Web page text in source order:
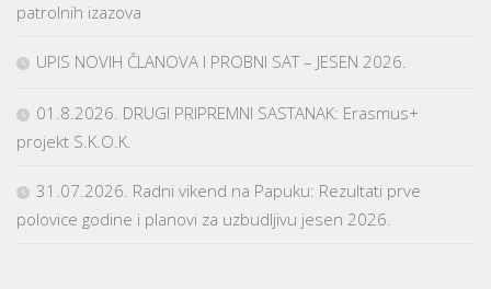
patrolnih izazova
UPIS NOVIH ČLANOVA I PROBNI SAT – JESEN 2026.
01.8.2026. DRUGI PRIPREMNI SASTANAK: Erasmus+
projekt S.K.O.K.
31.07.2026. Radni vikend na Papuku: Rezultati prve
polovice godine i planovi za uzbudljivu jesen 2026.